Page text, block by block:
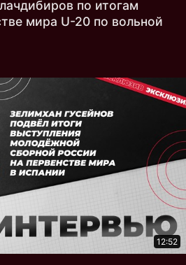
по итогам
мира U-20 по вольной
12:52